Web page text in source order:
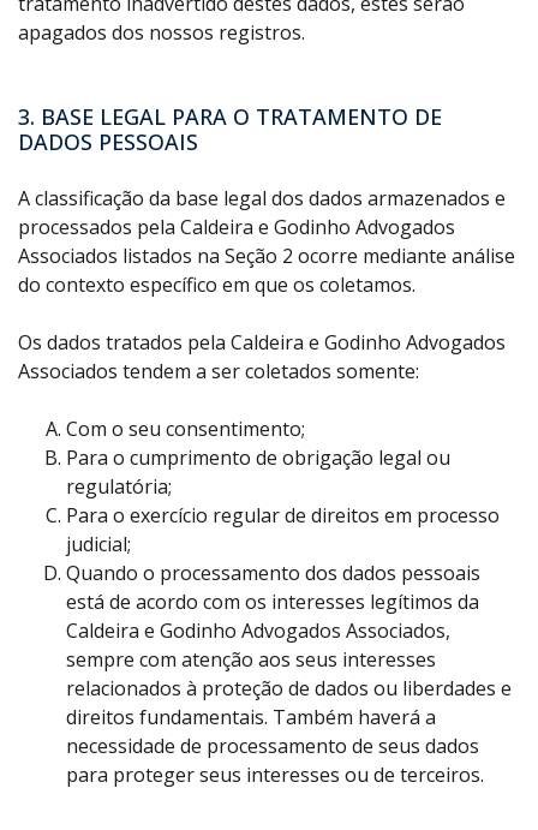
apagados dos nossos registros.
3. BASE LEGAL PARA O TRATAMENTO DE
DADOS PESSOAIS
A classificação da base legal dos dados armazenados e
processados pela Caldeira e Godinho Advogados
Associados listados na Seção 2 ocorre mediante análise
do contexto específico em que os coletamos.
Os dados tratados pela Caldeira e Godinho Advogados
Associados tendem a ser coletados somente:
Com o seu consentimento;
Para o cumprimento de obrigação legal ou
regulatória;
Para o exercício regular de direitos em processo
judicial;
Quando o processamento dos dados pessoais
está de acordo com os interesses legítimos da
Caldeira e Godinho Advogados Associados,
sempre com atenção aos seus interesses
relacionados à proteção de dados ou liberdades e
direitos fundamentais. Também haverá a
necessidade de processamento de seus dados
para proteger seus interesses ou de terceiros.